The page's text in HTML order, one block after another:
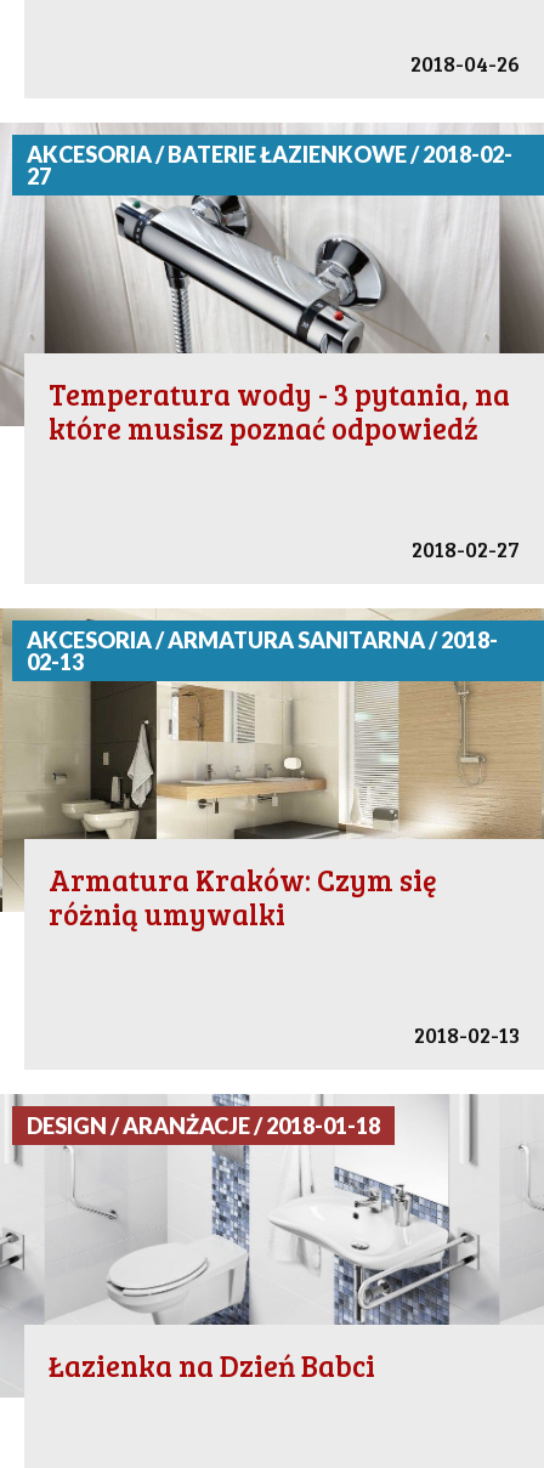
2018-04-26
AKCESORIA / BATERIE ŁAZIENKOWE / 2018-02-
27
Temperatura wody - 3 pytania, na
które musisz poznać odpowiedź
2018-02-27
AKCESORIA / ARMATURA SANITARNA / 2018-
02-13
Armatura Kraków: Czym się
różnią umywalki
2018-02-13
DESIGN / ARANŻACJE / 2018-01-18
Łazienka na Dzień Babci